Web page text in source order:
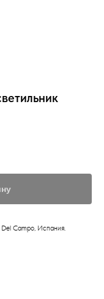
Campo, Испания.